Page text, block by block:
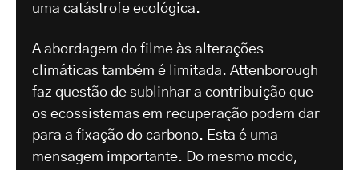
uma catástrofe ecológica.
A abordagem do filme às alterações
climáticas também é limitada. Attenborough
faz questão de sublinhar a contribuição que
os ecossistemas em recuperação podem dar
para a fixação do carbono. Esta é uma
mensagem importante. Do mesmo modo,